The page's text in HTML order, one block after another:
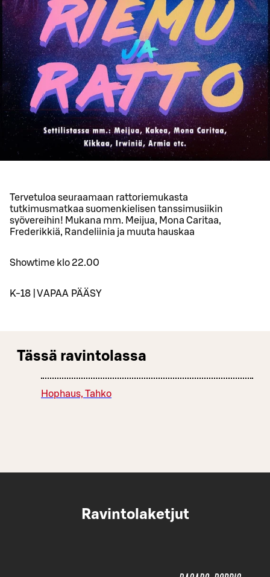
Tervetuloa seuraamaan rattoriemukasta
tutkimusmatkaa suomenkielisen tanssimusiikin
syövereihin! Mukana mm. Meijua, Mona Caritaa,
Frederikkiä, Randeliinia ja muuta hauskaa
Showtime klo 22.00
K-18 | VAPAA PÄÄSY
Tässä ravintolassa
Hophaus, Tahko
Ravintolaketjut